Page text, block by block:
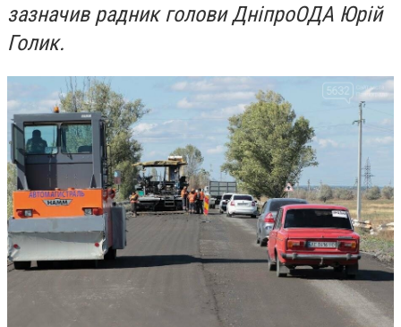
зазначив радник голови ДніпроОДА Юрій
Голик.